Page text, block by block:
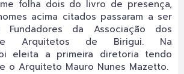
folha dois do livro de presença,
acima citados passaram a ser
da Associação dos
e Arquitetos de Birigui. Na
eleita a primeira diretoria tendo
o Arquiteto Mauro Nunes Mazetto.